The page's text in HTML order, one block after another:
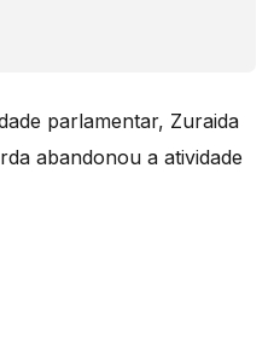
parlamentar, Zuraida
abandonou a atividade